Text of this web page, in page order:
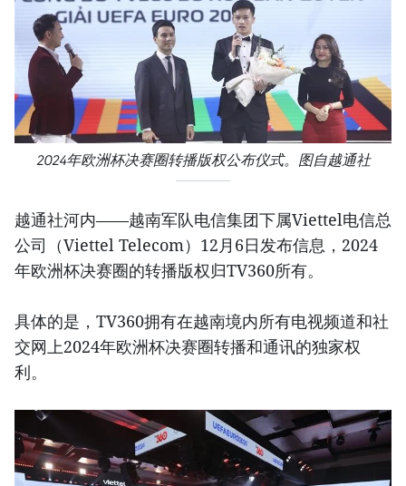
2024年欧洲杯决赛圈转播版权公布仪式。图自越通社
越通社河内——越南军队电信集团下属Viettel电信总
公司（Viettel Telecom）12月6日发布信息，2024
年欧洲杯决赛圈的转播版权归TV360所有。
具体的是，TV360拥有在越南境内所有电视频道和社
交网上2024年欧洲杯决赛圈转播和通讯的独家权
利。